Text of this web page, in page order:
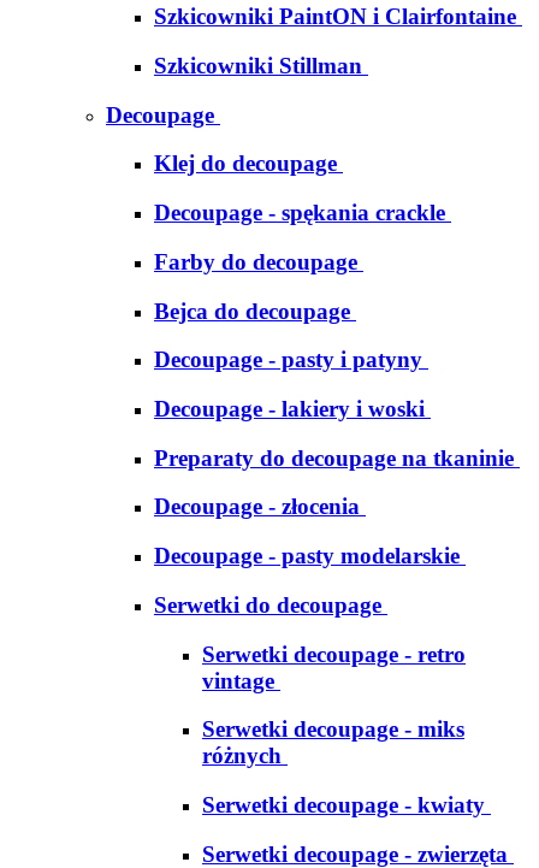
Szkicowniki PaintON i Clairfontaine
Szkicowniki Stillman
Decoupage
Klej do decoupage
Decoupage - spękania crackle
Farby do decoupage
Bejca do decoupage
Decoupage - pasty i patyny
Decoupage - lakiery i woski
Preparaty do decoupage na tkaninie
Decoupage - złocenia
Decoupage - pasty modelarskie
Serwetki do decoupage
Serwetki decoupage - retro
vintage
Serwetki decoupage - miks
różnych
Serwetki decoupage - kwiaty
Serwetki decoupage - zwierzęta